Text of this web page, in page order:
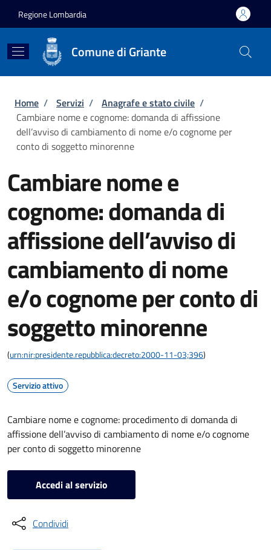
Regione Lombardia
Comune di Griante
Briciole di pane
Home / Servizi / Anagrafe e stato civile /
Cambiare nome e cognome: domanda di affissione
dell’avviso di cambiamento di nome e/o cognome per
conto di soggetto minorenne
Cambiare nome e
cognome: domanda di
affissione dell’avviso di
cambiamento di nome
e/o cognome per conto di
soggetto minorenne
(urn:nir:presidente.repubblica:decreto:2000-11-03;396)
Servizio attivo
Cambiare nome e cognome: procedimento di domanda di
affissione dell’avviso di cambiamento di nome e/o cognome
per conto di soggetto minorenne
Accedi al servizio
Condividi